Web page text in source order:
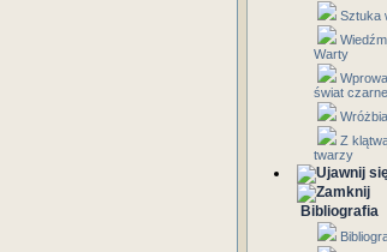
Sztuka
Warty
świat
Z
twarzy
Bibliografia